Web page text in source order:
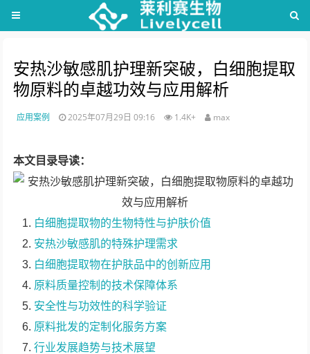
安热沙敏感肌护理新突破，白细胞提取
物原料的卓越功效与应用解析
应用案例 2025年07月29日 09:16 1.4K+ max
本文目录导读：
白细胞提取物的生物特性与护肤价值
安热沙敏感肌的特殊护理需求
白细胞提取物在护肤品中的创新应用
原料质量控制的技术保障体系
安全性与功效性的科学验证
原料批发的定制化服务方案
行业发展趋势与技术展望